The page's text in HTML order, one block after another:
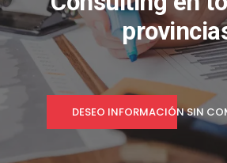
DESEO INFORMACIÓN SIN